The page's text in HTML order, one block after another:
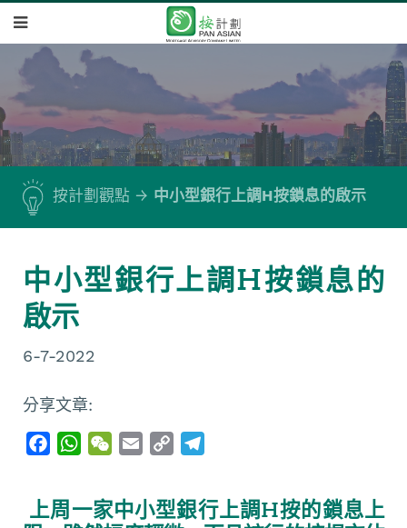
按計劃觀點 中小型銀行上調H按鎖息的啟示
中小型銀行上調H按鎖息的
啟示
6-7-2022
分享文章:
e
W
t
W
h
i
y
e
上周一家中小型銀行上調H按的鎖息上